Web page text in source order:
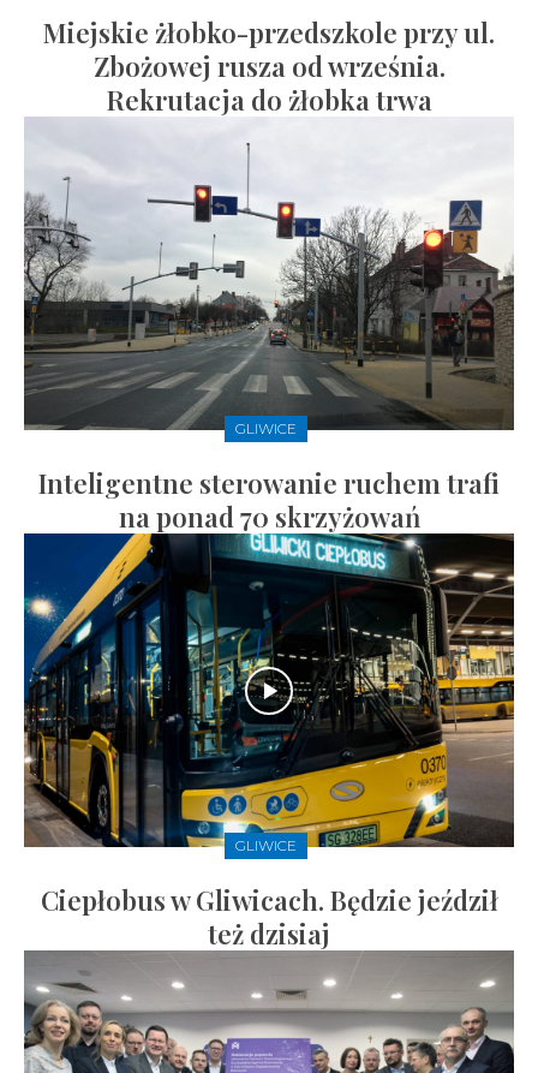
Miejskie żłobko-przedszkole przy ul.
Zbożowej rusza od września.
Rekrutacja do żłobka trwa
GLIWICE
Inteligentne sterowanie ruchem trafi
na ponad 70 skrzyżowań
GLIWICE
Ciepłobus w Gliwicach. Będzie jeździł
też dzisiaj